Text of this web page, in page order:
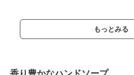
もっとみる